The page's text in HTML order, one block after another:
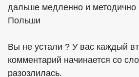
дальше медленно и методично
Польши
Вы не устали ? У вас каждый
комментарий начинается со
разозлилась.